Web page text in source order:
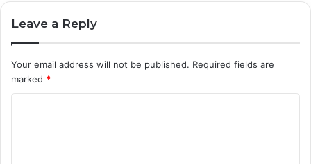
Leave a Reply
Your email address will not be published. Required fields are
marked *